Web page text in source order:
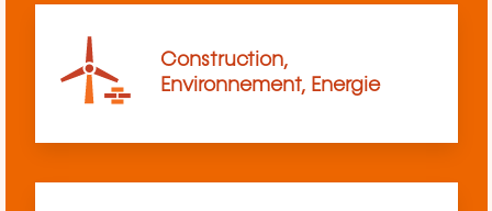
Construction,
Environnement, Energie